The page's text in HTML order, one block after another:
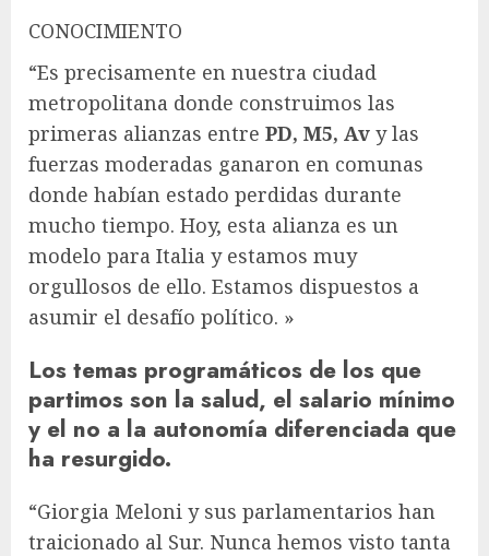
CONOCIMIENTO
“Es precisamente en nuestra ciudad
metropolitana donde construimos las
primeras alianzas entre PD, M5, Av y las
fuerzas moderadas ganaron en comunas
donde habían estado perdidas durante
mucho tiempo. Hoy, esta alianza es un
modelo para Italia y estamos muy
orgullosos de ello. Estamos dispuestos a
asumir el desafío político. »
Los temas programáticos de los que
partimos son la salud, el salario mínimo
y el no a la autonomía diferenciada que
ha resurgido.
“Giorgia Meloni y sus parlamentarios han
traicionado al Sur. Nunca hemos visto tanta